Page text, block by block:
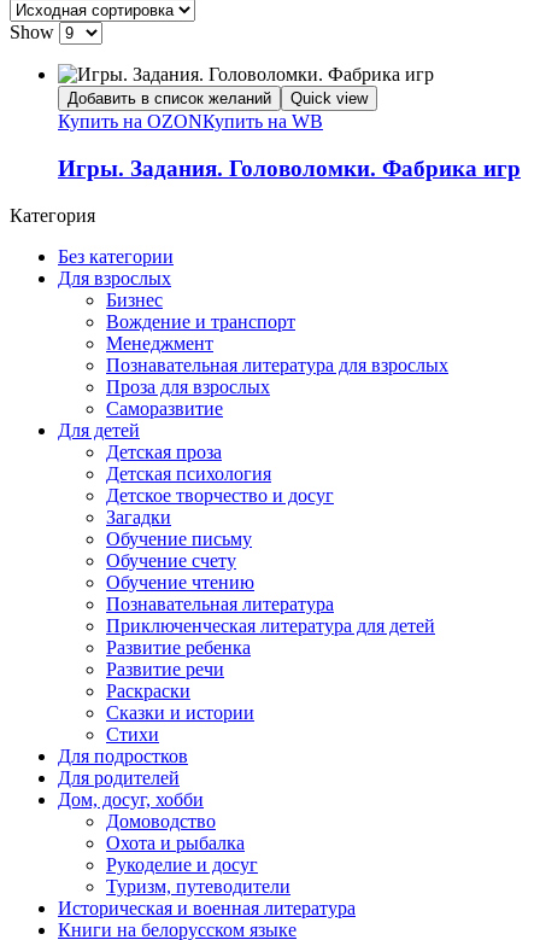
Show
Добавить в список желаний Quick view
Купить на OZONКупить на WB
Игры. Задания. Головоломки. Фабрика игр
Категория
Без категории
Для взрослых
Бизнес
Вождение и транспорт
Менеджмент
Познавательная литература для взрослых
Проза для взрослых
Саморазвитие
Для детей
Детская проза
Детская психология
Детское творчество и досуг
Загадки
Обучение письму
Обучение счету
Обучение чтению
Познавательная литература
Приключенческая литература для детей
Развитие ребенка
Развитие речи
Раскраски
Сказки и истории
Стихи
Для подростков
Для родителей
Дом, досуг, хобби
Домоводство
Охота и рыбалка
Рукоделие и досуг
Туризм, путеводители
Историческая и военная литература
Книги на белорусском языке